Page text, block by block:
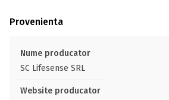
Provenienta
Nume producator
SC Lifesense SRL
Website producator